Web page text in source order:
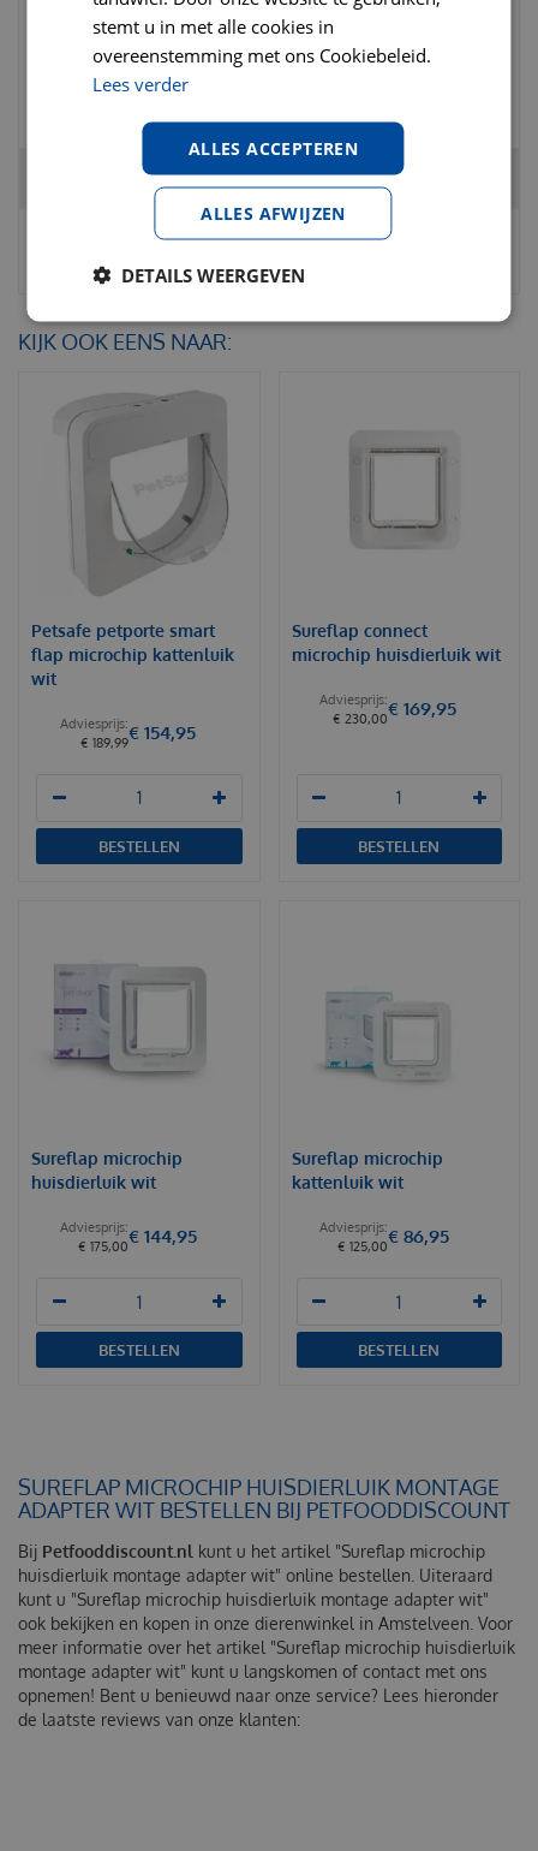
,00 € 169,95
KIJK OOK EENS NAAR:
Petsafe petporte smart
flap microchip kattenluik
wit
€ 189,99€ 154,95
BESTELLEN
Sureflap connect
microchip huisdierluik wit
€ 230,00€ 169,95
BESTELLEN
Sureflap microchip
huisdierluik wit
€ 175,00€ 144,95
BESTELLEN
Sureflap microchip
kattenluik wit
€ 125,00€ 86,95
BESTELLEN
SUREFLAP MICROCHIP HUISDIERLUIK MONTAGE
ADAPTER WIT BESTELLEN BIJ PETFOODDISCOUNT
Bij Petfooddiscount.nl kunt u het artikel "Sureflap microchip
huisdierluik montage adapter wit" online bestellen. Uiteraard
kunt u "Sureflap microchip huisdierluik montage adapter wit"
ook bekijken en kopen in onze dierenwinkel in Amstelveen. Voor
meer informatie over het artikel "Sureflap microchip huisdierluik
montage adapter wit" kunt u langskomen of contact met ons
opnemen! Bent u benieuwd naar onze service? Lees hieronder
de laatste reviews van onze klanten:
stemt u in met alle cookies in
overeenstemming met ons Cookiebeleid.
Lees verder
ALLES ACCEPTEREN
ALLES AFWIJZEN
DETAILS WEERGEVEN